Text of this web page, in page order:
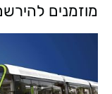
מוזמנים